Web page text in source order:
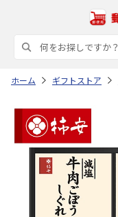
ホーム ギフトストア